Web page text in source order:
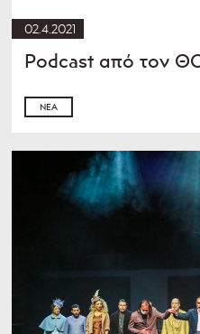
02.4.2021
Podcast από τον
ΝΈΑ